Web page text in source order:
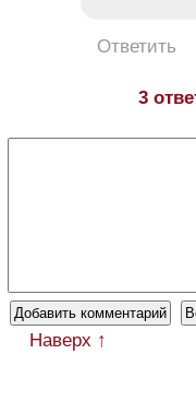
Ответить
3
Наверх ↑